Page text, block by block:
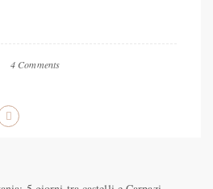
4 Comments